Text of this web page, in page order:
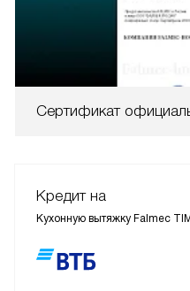
Сертификат
Кредит на
Кухонную вытяжку Falmec